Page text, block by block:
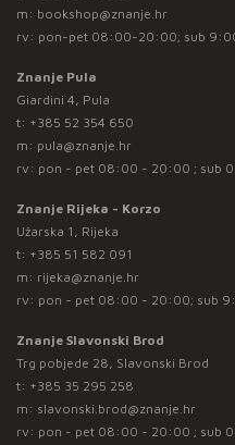
m: bookshop@znanje.hr
rv: pon-pet 08:00-20:00; sub
Znanje Pula
Giardini 4, Pula
t: +385 52 354 650
m: pula@znanje.hr
rv: pon - pet 08:00 - 20:00 ; sub
Znanje Rijeka - Korzo
Užarska 1, Rijeka
t: +385 51 582 091
m: rijeka@znanje.hr
rv: pon - pet 08:00 - 20:00; sub
Znanje Slavonski Brod
Trg pobjede 28, Slavonski Brod
t: +385 35 295 258
m: slavonski.brod@znanje.hr
rv: pon - pet 08:00 - 20:00 ; sub